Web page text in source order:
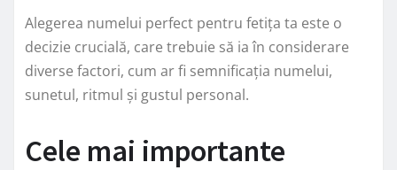
Alegerea numelui perfect pentru fetița ta este o
decizie crucială, care trebuie să ia în considerare
diverse factori, cum ar fi semnificația numelui,
sunetul, ritmul și gustul personal.
Cele mai importante